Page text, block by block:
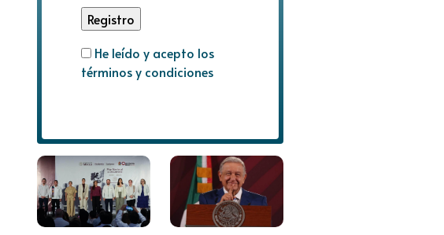
He leído y acepto los
términos y condiciones